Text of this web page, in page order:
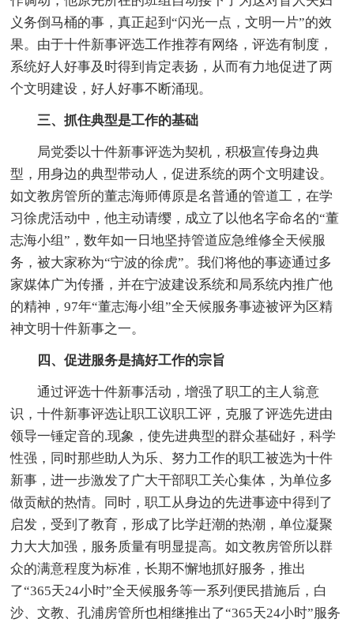
义务倒马桶的事，真正起到“闪光一点，文明一片”的效
果。由于十件新事评选工作推荐有网络，评选有制度，
系统好人好事及时得到肯定表扬，从而有力地促进了两
个文明建设，好人好事不断涌现。
三、抓住典型是工作的基础
局党委以十件新事评选为契机，积极宣传身边典
型，用身边的典型带动人，促进系统的两个文明建设。
如文教房管所的董志海师傅原是名普通的管道工，在学
习徐虎活动中，他主动请缨，成立了以他名字命名的“董
志海小组”，数年如一日地坚持管道应急维修全天候服
务，被大家称为“宁波的徐虎”。我们将他的事迹通过多
家媒体广为传播，并在宁波建设系统和局系统内推广他
的精神，97年“董志海小组”全天候服务事迹被评为区精
神文明十件新事之一。
四、促进服务是搞好工作的宗旨
通过评选十件新事活动，增强了职工的主人翁意
识，十件新事评选让职工议职工评，克服了评选先进由
领导一锤定音的.现象，使先进典型的群众基础好，科学
性强，同时那些助人为乐、努力工作的职工被选为十件
新事，进一步激发了广大干部职工关心集体，为单位多
做贡献的热情。同时，职工从身边的先进事迹中得到了
启发，受到了教育，形成了比学赶潮的热潮，单位凝聚
力大大加强，服务质量有明显提高。如文教房管所以群
众的满意程度为标准，长期不懈地抓好服务，推出
了“365天24小时”全天候服务等一系列便民措施后，白
沙、文教、孔浦房管所也相继推出了“365天24小时”服务